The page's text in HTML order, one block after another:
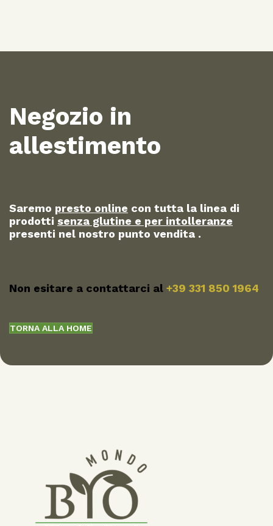
Negozio in
allestimento
Saremo presto online con tutta la linea di
prodotti senza glutine e per intolleranze
presenti nel nostro punto vendita .
Non esitare a contattarci al +39 331 850 1964
TORNA ALLA HOME